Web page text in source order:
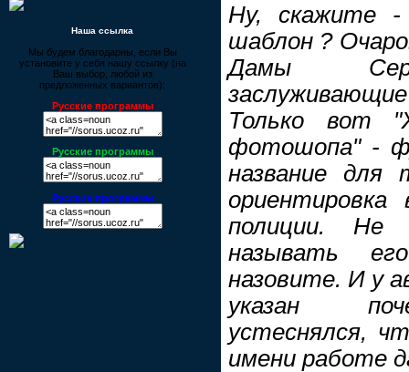
Наша ссылка
Мы будем благодарны, если Вы
установите у себя нашу ссылку (на
Ваш выбор, любой из
предложенных вариантов):
Русские программы
Русские программы
Русские программы
Ну, скажите -
шаблон ?
Дамы
Только вот
фотошопа" -
название для
полиции. Не
называть
назовите. И у
указан
устеснялся,
имени работе